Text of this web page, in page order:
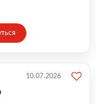
10.07.2026